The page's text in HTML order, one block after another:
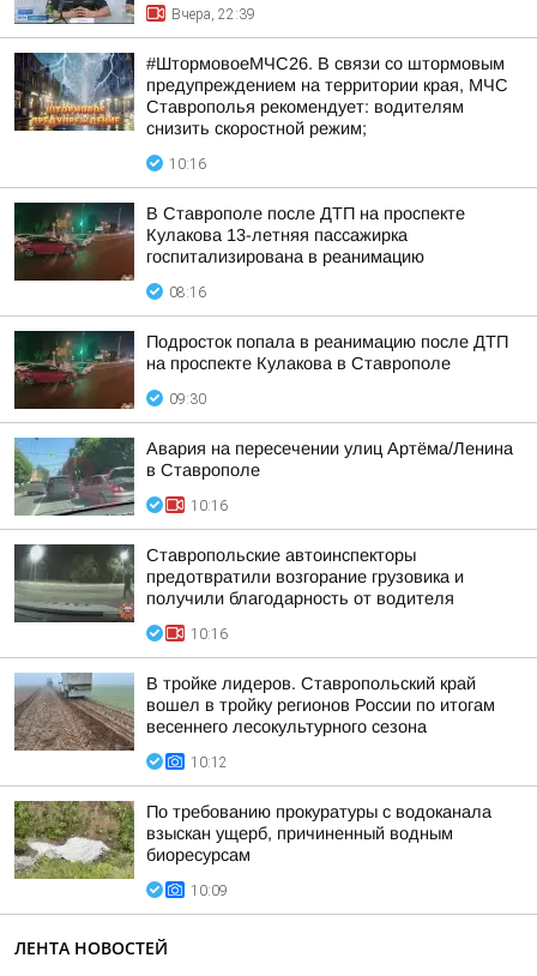
Вчера, 22:39
#ШтормовоеМЧС26. В связи со штормовым
предупреждением на территории края, МЧС
Ставрополья рекомендует: водителям
снизить скоростной режим;
10:16
В Ставрополе после ДТП на проспекте
Кулакова 13-летняя пассажирка
госпитализирована в реанимацию
08:16
Подросток попала в реанимацию после ДТП
на проспекте Кулакова в Ставрополе
09:30
Авария на пересечении улиц Артёма/Ленина
в Ставрополе
10:16
Ставропольские автоинспекторы
предотвратили возгорание грузовика и
получили благодарность от водителя
10:16
В тройке лидеров. Ставропольский край
вошел в тройку регионов России по итогам
весеннего лесокультурного сезона
10:12
По требованию прокуратуры с водоканала
взыскан ущерб, причиненный водным
биоресурсам
10:09
ЛЕНТА НОВОСТЕЙ